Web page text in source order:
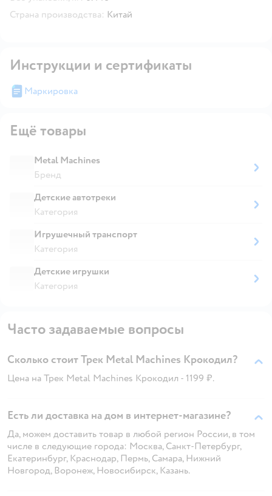
Страна производства: Китай
Инструкции и сертификаты
Маркировка
Ещё товары
Metal Machines
Бренд
Детские автотреки
Категория
Игрушечный транспорт
Категория
Детские игрушки
Категория
Часто задаваемые вопросы
Сколько стоит Трек Metal Machines Крокодил?
Цена на Трек Metal Machines Крокодил - 1199 ₽.
Есть ли доставка на дом в интернет-магазине?
Да, можем доставить товар в любой регион России, в том
числе в следующие города: Москва, Санкт-Петербург,
Екатеринбург, Краснодар, Пермь, Самара, Нижний
Новгород, Воронеж, Новосибирск, Казань.